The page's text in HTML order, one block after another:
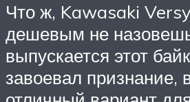
Что ж, Kawasaki
дешевым не
выпускается этот
завоевал признание,